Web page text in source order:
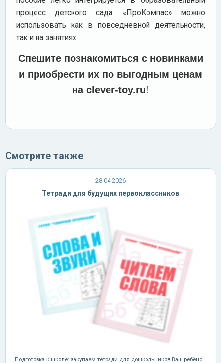
процесс детского сада. «ПроКомпас» можно
использовать как в повседневной деятельности,
так и на занятиях.
Спешите познакомиться с новинками
и приобрести их по выгодным ценам
на clever-toy.ru!
Смотрите также
28.04.2026
Тетради для будущих первоклассников
Подготовка к школе: закупаем тетради для дошкольников Ваш ребёно...